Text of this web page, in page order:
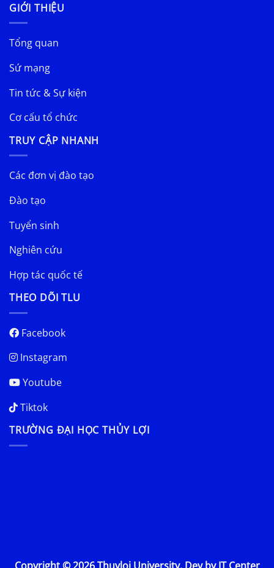
GIỚI THIỆU
Tổng quan
Sứ mạng
Tin tức & Sự kiện
Cơ cấu tổ chức
TRUY CẬP NHANH
Các đơn vị đào tạo
Đào tạo
Tuyển sinh
Nghiên cứu
Hợp tác quốc tế
THEO DÕI TLU
Facebook
Instagram
Youtube
Tiktok
TRƯỜNG ĐẠI HỌC THỦY LỢI